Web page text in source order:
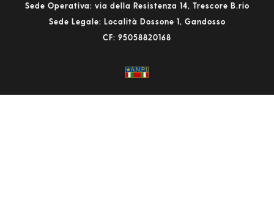
Sede Operativa: via della Resistenza 14, Trescore B.rio
Sede Legale: Località Dossone 1, Gandosso
CF: 95058820168